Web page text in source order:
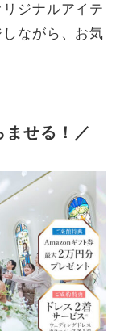
ジナルアイテ
ながら、お気
せる！ ／